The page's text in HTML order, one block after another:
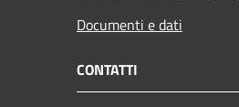
Documenti e dati
CONTATTI